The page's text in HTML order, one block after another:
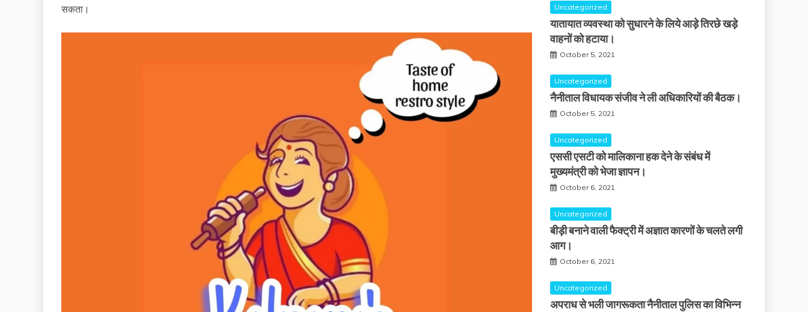
सकता।
Uncategorized
यातायात व्यवस्था को सुधारने के लिये आड़े तिरछे खड़े
वाहनों को हटाया।
October 5, 2021
Uncategorized
नैनीताल विधायक संजीव ने ली अधिकारियों की बैठक।
October 5, 2021
Uncategorized
एससी एसटी को मालिकाना हक देने के संबंध में
मुख्यमंत्री को भेजा ज्ञापन।
October 6, 2021
Uncategorized
बीड़ी बनाने वाली फैक्ट्री में अज्ञात कारणों के चलते लगी
आग।
October 6, 2021
Uncategorized
अपराध से भली जागरूकता नैनीताल पुलिस का विभिन्न